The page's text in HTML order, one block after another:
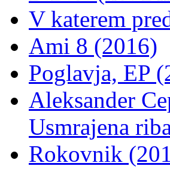
V katerem
Ami 8 (2016)
Poglavja, EP
Aleksander
Usmrajena
Rokovnik